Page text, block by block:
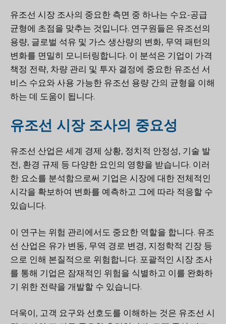
유조선 시장 조사의 중요한 측면 중 하나는 수요-공급
균형에 초점을 맞추는 것입니다. 연구원들은 유조선의
용량, 글로벌 석유 및 가스 생산량의 변화, 무역 패턴의
변화를 면밀히 모니터링합니다. 이 분석은 기업이 가격
책정 전략, 차량 관리 및 투자 결정에 중요한 유조선 서
비스 수요와 사용 가능한 유조선 용량 간의 균형을 이해
하는 데 도움이 됩니다.
유조선 시장 조사의 중요성
유조선 산업은 세계 경제 상황, 정치적 안정성, 기술 발
전, 환경 규제 등 다양한 요인의 영향을 받습니다. 이러
한 요소를 분석함으로써 기업은 시장에 대한 전체적인
시각을 확보하여 변화를 예측하고 그에 따라 적응할 수
있습니다.
이 연구는 위험 관리에서도 중요한 역할을 합니다. 유조
선 산업은 유가 변동, 무역 경로 변경, 지정학적 긴장 등
으로 인해 본질적으로 위험합니다. 포괄적인 시장 조사
를 통해 기업은 잠재적인 위험을 식별하고 이를 완화하
기 위한 전략을 개발할 수 있습니다.
더욱이, 고객 요구와 선호도를 이해하는 것은 유조선 시